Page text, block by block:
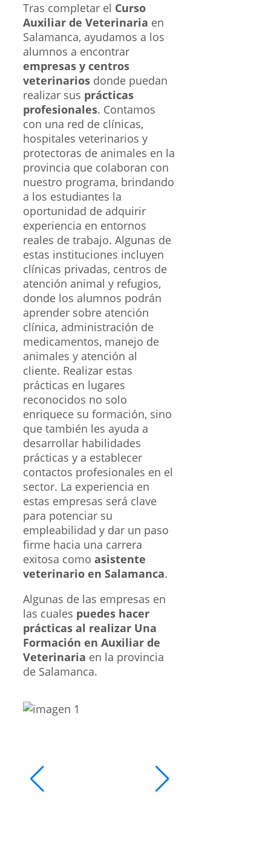
Tras completar el Curso
Auxiliar de Veterinaria en
Salamanca, ayudamos a los
alumnos a encontrar
empresas y centros
veterinarios donde puedan
realizar sus prácticas
profesionales. Contamos
con una red de clínicas,
hospitales veterinarios y
protectoras de animales en la
provincia que colaboran con
nuestro programa, brindando
a los estudiantes la
oportunidad de adquirir
experiencia en entornos
reales de trabajo. Algunas de
estas instituciones incluyen
clínicas privadas, centros de
atención animal y refugios,
donde los alumnos podrán
aprender sobre atención
clínica, administración de
medicamentos, manejo de
animales y atención al
cliente. Realizar estas
prácticas en lugares
reconocidos no solo
enriquece su formación, sino
que también les ayuda a
desarrollar habilidades
prácticas y a establecer
contactos profesionales en el
sector. La experiencia en
estas empresas será clave
para potenciar su
empleabilidad y dar un paso
firme hacia una carrera
exitosa como asistente
veterinario en Salamanca.
Algunas de las empresas en
las cuales puedes hacer
prácticas al realizar Una
Formación en Auxiliar de
Veterinaria en la provincia
de Salamanca.